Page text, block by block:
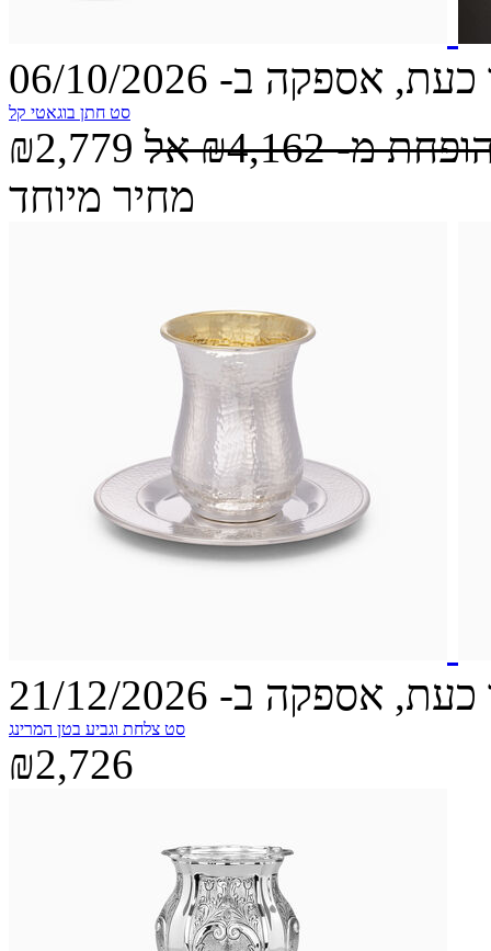
אספקה ב- 06/10/2026
סט חתן בוגאטי קל
₪2,779 מ-₪4,162 אל
מחיר מיוחד
אספקה ב- 21/12/2026
סט צלחת וגביע בטן המרינג
₪2,726